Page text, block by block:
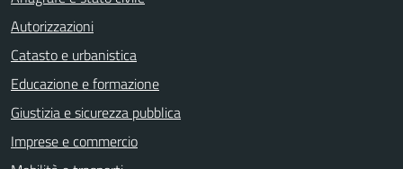
Autorizzazioni
Catasto e urbanistica
Educazione e formazione
Giustizia e sicurezza pubblica
Imprese e commercio